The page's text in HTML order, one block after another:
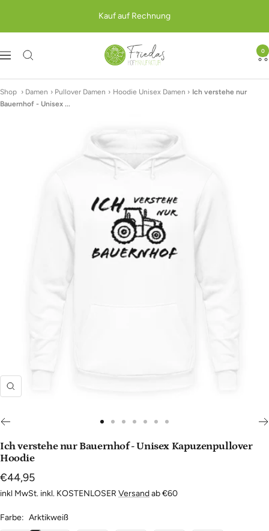
Inhalt
Kauf auf Rechnung
Navigation
Friedas
Hofmanufaktur
0
Shop › Damen › Pullover Damen › Hoodie Unisex Damen › Ich verstehe nur
Bauernhof - Unisex ...
Zoom
SlideSlideSlideSlideSlideSlideSlide
Ich verstehe nur Bauernhof - Unisex Kapuzenpullover
Hoodie
Angebotspreis
€44,95
inkl MwSt. inkl. KOSTENLOSER Versandab €60
Farbe: Arktikweiß